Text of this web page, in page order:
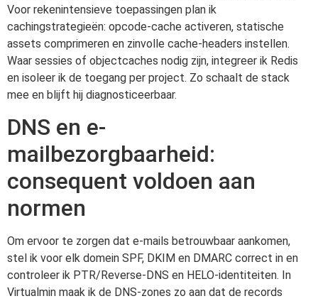
Voor rekenintensieve toepassingen plan ik
cachingstrategieën: opcode-cache activeren, statische
assets comprimeren en zinvolle cache-headers instellen.
Waar sessies of objectcaches nodig zijn, integreer ik Redis
en isoleer ik de toegang per project. Zo schaalt de stack
mee en blijft hij diagnosticeerbaar.
DNS en e-
mailbezorgbaarheid:
consequent voldoen aan
normen
Om ervoor te zorgen dat e-mails betrouwbaar aankomen,
stel ik voor elk domein SPF, DKIM en DMARC correct in en
controleer ik PTR/Reverse-DNS en HELO-identiteiten. In
Virtualmin maak ik de DNS-zones zo aan dat de records